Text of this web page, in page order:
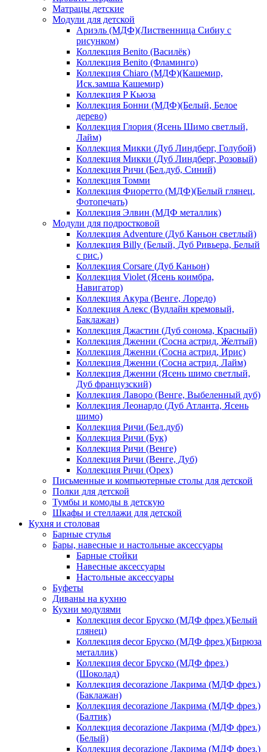
Матрацы детские
Модули для детской
Ариэль (МДФ)(Лиственница Сибиу с
рисунком)
Коллекция Benito (Василёк)
Коллекция Benito (Фламинго)
Коллекция Chiaro (МДФ)(Кашемир,
Иск.замша Кашемир)
Коллекция P Кьюза
Коллекция Бонни (МДФ)(Белый, Белое
дерево)
Коллекция Глория (Ясень Шимо светлый,
Лайм)
Коллекция Микки (Дуб Линдберг, Голубой)
Коллекция Микки (Дуб Линдберг, Розовый)
Коллекция Ричи (Бел.дуб, Синий)
Коллекция Томми
Коллекция Фиоретто (МДФ)(Белый глянец,
Фотопечать)
Коллекция Элвин (МДФ металлик)
Модули для подростковой
Коллекция Adventure (Дуб Каньон светлый)
Коллекция Billy (Белый, Дуб Ривьера, Белый
с рис.)
Коллекция Corsare (Дуб Каньон)
Коллекция Violet (Ясень коимбра,
Навигатор)
Коллекция Акура (Венге, Лоредо)
Коллекция Алекс (Вудлайн кремовый,
Баклажан)
Коллекция Джастин (Дуб сонома, Красный)
Коллекция Дженни (Cосна астрид, Желтый)
Коллекция Дженни (Cосна астрид, Ирис)
Коллекция Дженни (Cосна астрид, Лайм)
Коллекция Дженни (Ясень шимо светлый,
Дуб французский)
Коллекция Лаворо (Венге, Выбеленный дуб)
Коллекция Леонардо (Дуб Атланта, Ясень
шимо)
Коллекция Ричи (Бел.дуб)
Коллекция Ричи (Бук)
Коллекция Ричи (Венге)
Коллекция Ричи (Венге, Дуб)
Коллекция Ричи (Орех)
Письменные и компьютерные столы для детской
Полки для детской
Тумбы и комоды в детскую
Шкафы и стеллажи для детской
Кухня и столовая
Барные стулья
Бары, навесные и настольные аксессуары
Барные стойки
Навесные аксессуары
Настольные аксессуары
Буфеты
Диваны на кухню
Кухни модулями
Коллекция decor Бруско (МДФ фрез.)(Белый
глянец)
Коллекция decor Бруско (МДФ фрез.)(Бирюза
металлик)
Коллекция decor Бруско (МДФ фрез.)
(Шоколад)
Коллекция decorazione Лакрима (МДФ фрез.)
(Баклажан)
Коллекция decorazione Лакрима (МДФ фрез.)
(Балтик)
Коллекция decorazione Лакрима (МДФ фрез.)
(Белый)
Коллекция decorazione Лакрима (МДФ фрез.)